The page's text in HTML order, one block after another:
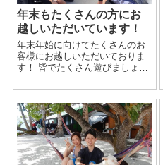
年末もたくさんの方にお
越しいただいています！
年末年始に向けてたくさんのお
客様にお越しいただいておりま
す！ 皆でたくさん遊びましょ